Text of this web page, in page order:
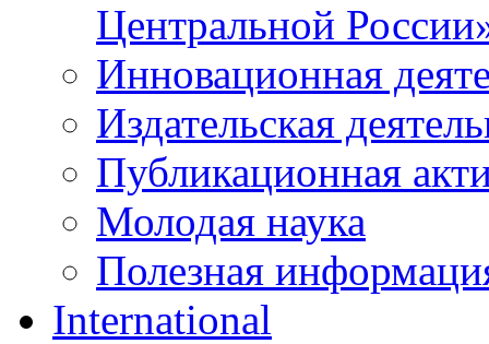
Центральной
Инновационная
Издательская
Публикационная
Молодая наука
Полезная
International